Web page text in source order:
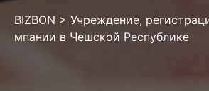
BIZBON > Учреждение,
мпании в Чешской Республике